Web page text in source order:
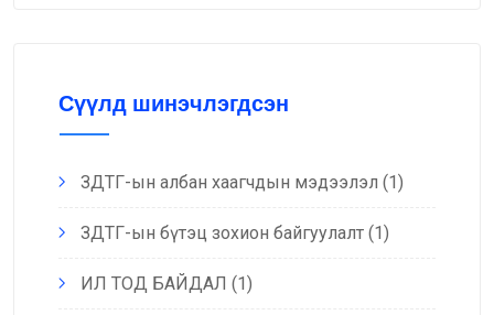
Сүүлд шинэчлэгдсэн
ЗДТГ-ын албан хаагчдын мэдээлэл (1)
ЗДТГ-ын бүтэц зохион байгуулалт (1)
ИЛ ТОД БАЙДАЛ (1)